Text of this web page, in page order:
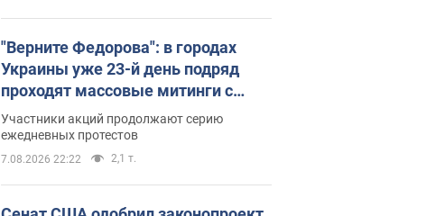
"Верните Федорова": в городах
Украины уже 23-й день подряд
проходят массовые митинги с
плакатами. Фото и видео
Участники акций продолжают серию
ежедневных протестов
7.08.2026 22:22 2,1 т.